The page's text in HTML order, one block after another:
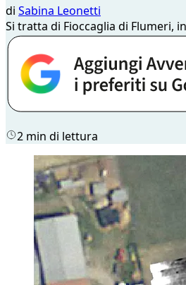
di Sabina Leonetti
Si tratta di Fioccaglia di Flumeri,
2 min di lettura